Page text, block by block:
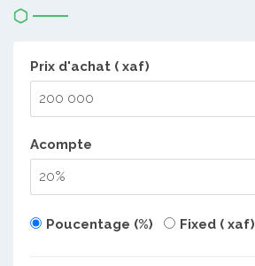
Prix d'achat ( xaf)
Acompte
Poucentage (%) Fixed ( xaf)